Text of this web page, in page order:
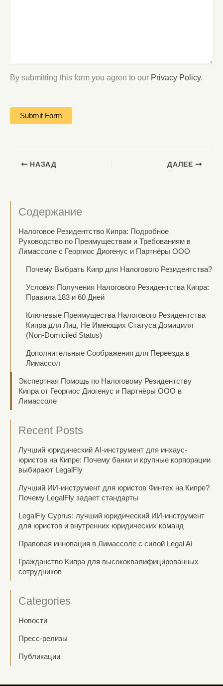
By submitting this form you agree to our Privacy Policy.
НАЗАД ДАЛЕЕ
Содержание
Налоговое Резидентство Кипра: Подробное
Руководство по Преимуществам и Требованиям в
Лимассоле с Георгиос Диогенус и Партнёры ООО
Почему Выбрать Кипр для Налогового Резидентства?
Условия Получения Налогового Резидентства Кипра:
Правила 183 и 60 Дней
Ключевые Преимущества Налогового Резидентства
Кипра для Лиц, Не Имеющих Статуса Домициля
(Non-Domiciled Status)
Дополнительные Соображения для Переезда в
Лимассол
Экспертная Помощь по Налоговому Резидентству
Кипра от Георгиос Диогенус и Партнёры ООО в
Лимассоле
Recent Posts
Лучший юридический AI-инструмент для инхаус-
юристов на Кипре: Почему банки и крупные корпорации
выбирают LegalFly
Лучший ИИ-инструмент для юристов Финтех на Кипре?
Почему LegalFly задает стандарты
LegalFly Cyprus: лучший юридический ИИ-инструмент
для юристов и внутренних юридических команд
Правовая инновация в Лимассоле с силой Legal AI
Гражданство Кипра для высококвалифицированных
сотрудников
Categories
Новости
Пресс-релизы
Публикации